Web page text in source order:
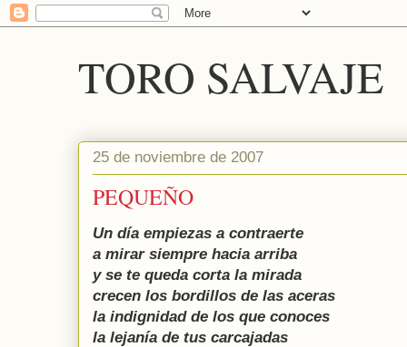
TORO SALVAJE
25 de noviembre de 2007
PEQUEÑO
Un día empiezas a contraerte
a mirar siempre hacia arriba
y se te queda corta la mirada
crecen los bordillos de las aceras
la indignidad de los que conoces
la lejanía de tus carcajadas